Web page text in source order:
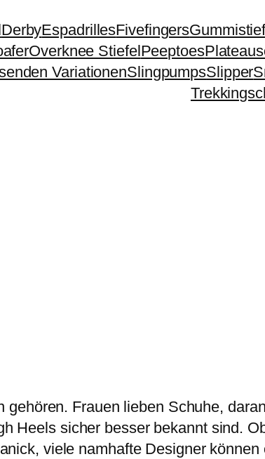
DerbyEspadrillesFivefingers
Overknee StiefelPeeptoes
VariationenSlingpumpsSlipper
Frauen lieben Schuhe,
Heels sicher besser bekannt sind.
viele namhafte Designer können